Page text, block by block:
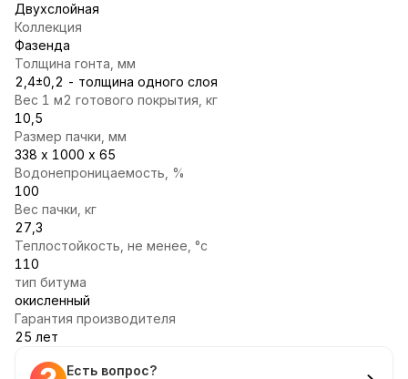
Двухслойная
Коллекция
Фазенда
Толщина гонта, мм
2,4±0,2 - толщина одного слоя
Вес 1 м2 готового покрытия, кг
10,5
Размер пачки, мм
338 х 1000 х 65
Водонепроницаемость, %
100
Вес пачки, кг
27,3
Теплостойкость, не менее, °с
110
тип битума
окисленный
Гарантия производителя
25 лет
Есть вопрос?